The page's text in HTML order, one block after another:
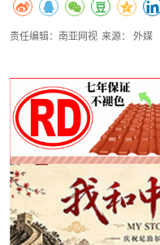
责任编辑：南亚网视 来源： 外媒